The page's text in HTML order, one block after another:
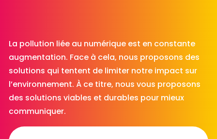
La pollution liée au numérique est en constante
augmentation. Face à cela, nous proposons des
solutions qui tentent de limiter notre impact sur
l’environnement. À ce titre, nous vous proposons
des solutions viables et durables pour mieux
communiquer.